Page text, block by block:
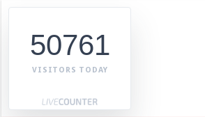
50761
VISITORS TODAY